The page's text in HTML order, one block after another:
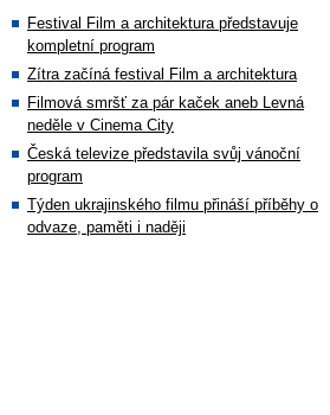
Festival Film a architektura představuje
kompletní program
Zítra začíná festival Film a architektura
Filmová smršť za pár kaček aneb Levná
neděle v Cinema City
Česká televize představila svůj vánoční
program
Týden ukrajinského filmu přináší příběhy o
odvaze, paměti i naději